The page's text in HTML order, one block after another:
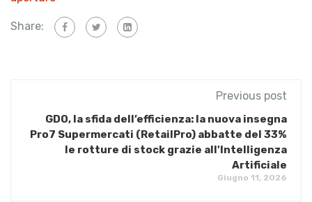
Share:
Previous post
GDO, la sfida dell’efficienza: la nuova insegna
Pro7 Supermercati (RetailPro) abbatte del 33%
le rotture di stock grazie all'Intelligenza
Artificiale
Giugno 11, 2026